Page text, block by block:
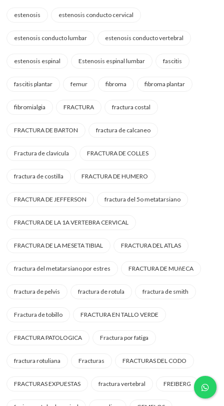
estenosis estenosis conducto cervical
estenosis conducto lumbar estenosis conducto vertebral
estenosis espinal Estenosis espinal lumbar fascitis
fascitis plantar femur fibroma fibroma plantar
fibromialgia FRACTURA fractura costal
FRACTURA DE BARTON fractura de calcaneo
Fractura de clavícula FRACTURA DE COLLES
fractura de costilla FRACTURA DE HUMERO
FRACTURA DE JEFFERSON fractura del 5o metatarsiano
FRACTURA DE LA 1A VERTEBRA CERVICAL
FRACTURA DE LA MESETA TIBIAL FRACTURA DEL ATLAS
fractura del metatarsiano por estres FRACTURA DE MUñECA
fractura de pelvis fractura de rotula fractura de smith
Fractura de tobillo FRACTURA EN TALLO VERDE
FRACTURA PATOLOGICA Fractura por fatiga
fractura rotuliana Fracturas FRACTURAS DEL CODO
FRACTURAS EXPUESTAS fractura vertebral FREIBERG